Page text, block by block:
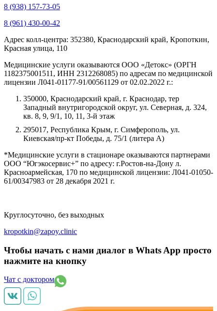
8 (938) 157-73-05
8 (961) 430-00-42
Адрес колл-центра: 352380, Краснодарский край, Кропоткин,
Красная улица, 110
Медицинские услуги оказываются ООО «Детокс» (ОРГН
1182375001511, ИНН 2312268085) по адресам по медицинской
лицензии Л041-01177-91/00561129 от 02.02.2022 г.:
350000, Краснодарский край, г. Краснодар, тер
Западный внутригородской округ, ул. Северная, д. 324,
кв. 8, 9, 9/1, 10, 11, 3-й этаж
295017, Республика Крым, г. Симферополь, ул.
Киевская/пр-кт Победы, д. 75/1 (литера А)
*Медицинские услуги в стационаре оказываются партнерами
ООО “Югэкосервис+” по адресу: г.Ростов-на-Дону л.
Красноармейская, 170 по медицинской лицензии: Л041-01050-
61/00347983 от 28 декабря 2021 г.
Круглосуточно, без выходных
kropotkin@zapoy.clinic
Чтобы начать с нами диалог в Whats App просто
нажмите на кнопку
Чат с доктором